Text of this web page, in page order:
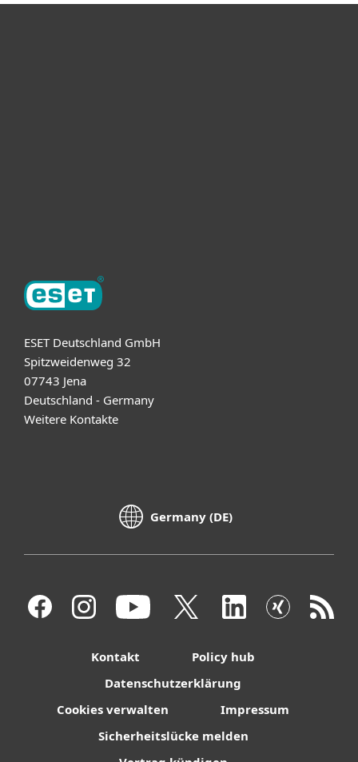
ESET Deutschland GmbH
Spitzweidenweg 32
07743 Jena
Deutschland - Germany
Weitere Kontakte
Germany (DE)
Kontakt
Policy hub
Datenschutzerklärung
Cookies verwalten
Impressum
Sicherheitslücke melden